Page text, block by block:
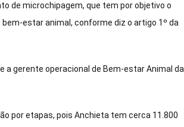
de microchipagem, que tem por objetivo o
estar animal, conforme diz o artigo 1º da
a gerente operacional de Bem-estar Animal da
por etapas, pois Anchieta tem cerca 11.800